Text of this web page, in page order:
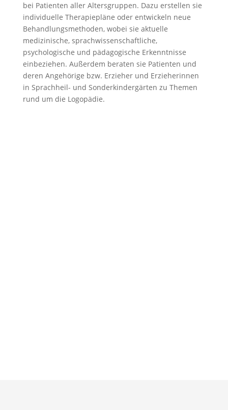
bei Patienten aller Altersgruppen. Dazu erstellen sie
individuelle Therapiepläne oder entwickeln neue
Behandlungsmethoden, wobei sie aktuelle
medizinische, sprachwissenschaftliche,
psychologische und pädagogische Erkenntnisse
einbeziehen. Außerdem beraten sie Patienten und
deren Angehörige bzw. Erzieher und Erzieherinnen
in Sprachheil- und Sonderkindergärten zu Themen
rund um die Logopädie.